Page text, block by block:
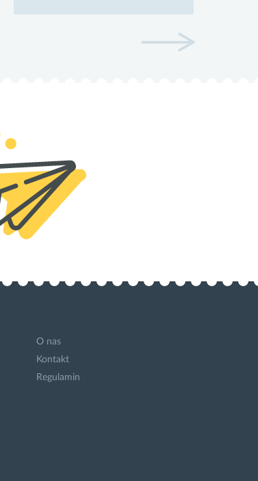
O nas
Kontakt
Regulamin